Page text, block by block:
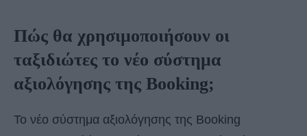
Πώς θα χρησιμοποιήσουν οι
ταξιδιώτες το νέο σύστημα
αξιολόγησης της Booking;
Το νέο σύστημα αξιολόγησης της Booking